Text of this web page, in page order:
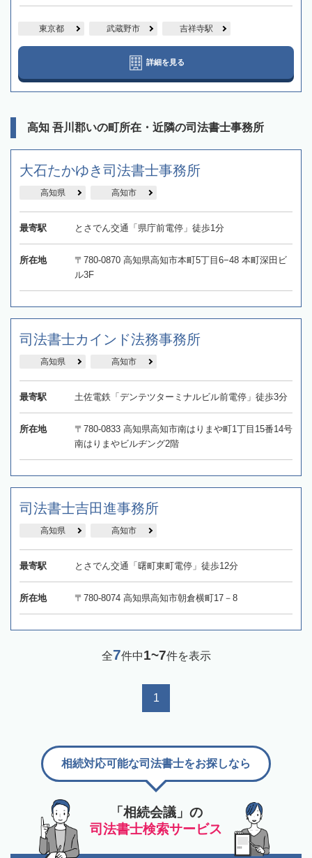
東京都 武蔵野市 吉祥寺駅
詳細を見る
高知 吾川郡いの町所在・近隣の司法書士事務所
大石たかゆき司法書士事務所
高知県 高知市
最寄駅 とさでん交通「県庁前電停」徒歩1分
所在地
〒780-0870 高知県高知市本町5丁目6−48 本町深田ビ
ル3F
司法書士カインド法務事務所
高知県 高知市
最寄駅 土佐電鉄「デンテツターミナルビル前電停」徒歩3分
所在地
〒780-0833 高知県高知市南はりまや町1丁目15番14号
南はりまやビルヂング2階
司法書士吉田進事務所
高知県 高知市
最寄駅 とさでん交通「曙町東町電停」徒歩12分
所在地 〒780-8074 高知県高知市朝倉横町17－8
全7件中1~7件を表示
1
「相続会議」の
司法書士検索サービス
相続対応可能な司法書士をお探しなら